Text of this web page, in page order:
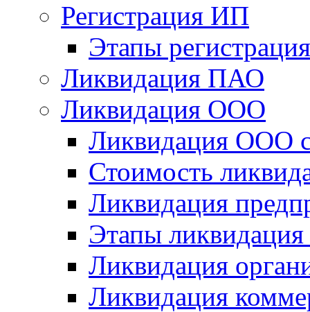
Регистрация ИП
Этапы
Ликвидация ПАО
Ликвидация ООО
Ликвидация ООО
Стоимость
Ликвидация
Этапы
Ликвидация
Ликвидация